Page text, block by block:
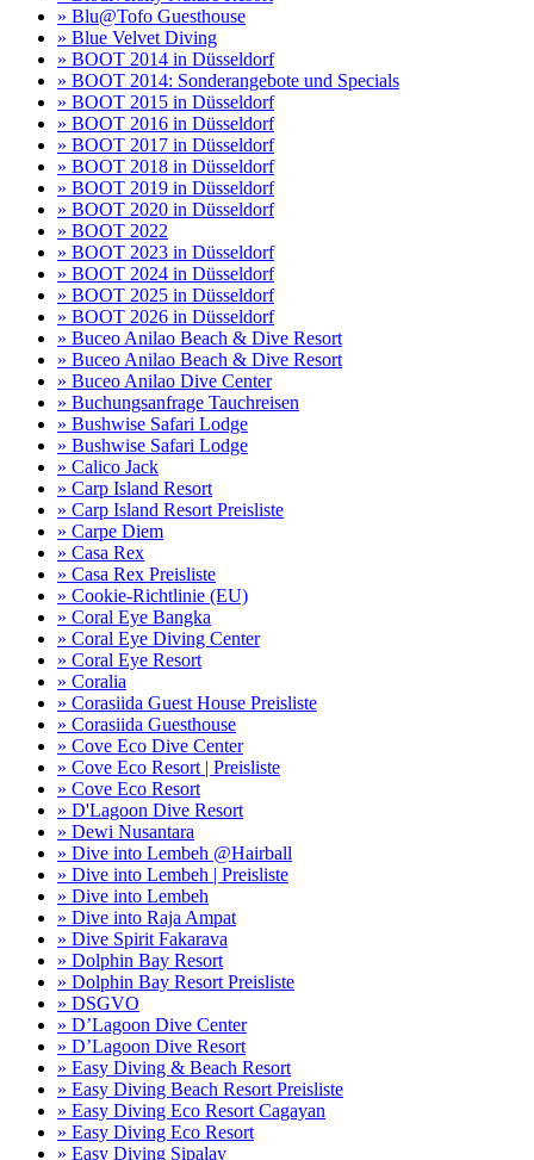
» Blu@Tofo Guesthouse
» Blue Velvet Diving
» BOOT 2014 in Düsseldorf
» BOOT 2014: Sonderangebote und Specials
» BOOT 2015 in Düsseldorf
» BOOT 2016 in Düsseldorf
» BOOT 2017 in Düsseldorf
» BOOT 2018 in Düsseldorf
» BOOT 2019 in Düsseldorf
» BOOT 2020 in Düsseldorf
» BOOT 2022
» BOOT 2023 in Düsseldorf
» BOOT 2024 in Düsseldorf
» BOOT 2025 in Düsseldorf
» BOOT 2026 in Düsseldorf
» Buceo Anilao Beach & Dive Resort
» Buceo Anilao Beach & Dive Resort
» Buceo Anilao Dive Center
» Buchungsanfrage Tauchreisen
» Bushwise Safari Lodge
» Bushwise Safari Lodge
» Calico Jack
» Carp Island Resort
» Carp Island Resort Preisliste
» Carpe Diem
» Casa Rex
» Casa Rex Preisliste
» Cookie-Richtlinie (EU)
» Coral Eye Bangka
» Coral Eye Diving Center
» Coral Eye Resort
» Coralia
» Corasiida Guest House Preisliste
» Corasiida Guesthouse
» Cove Eco Dive Center
» Cove Eco Resort | Preisliste
» Cove Eco Resort
» D'Lagoon Dive Resort
» Dewi Nusantara
» Dive into Lembeh @Hairball
» Dive into Lembeh | Preisliste
» Dive into Lembeh
» Dive into Raja Ampat
» Dive Spirit Fakarava
» Dolphin Bay Resort
» Dolphin Bay Resort Preisliste
» DSGVO
» D’Lagoon Dive Center
» D’Lagoon Dive Resort
» Easy Diving & Beach Resort
» Easy Diving Beach Resort Preisliste
» Easy Diving Eco Resort Cagayan
» Easy Diving Eco Resort
» Easy Diving Sipalay